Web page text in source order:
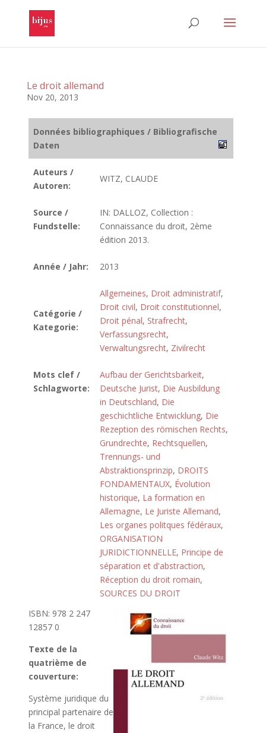
Le droit allemand
Nov 20, 2013
Données bibliographiques / Bibliografische
Daten
Auteurs /
Autoren:
WITZ, CLAUDE
Source /
Fundstelle:
IN: DALLOZ, Collection :
Connaissance du droit, 2ème
édition 2013.
Année / Jahr: 2013
Catégorie /
Kategorie:
Allgemeines, Droit administratif,
Droit civil, Droit constitutionnel,
Droit pénal, Strafrecht,
Verfassungsrecht,
Verwaltungsrecht, Zivilrecht
Mots clef /
Schlagworte:
Aufbau der Gerichtsbarkeit,
Deutsche Jurist, Die Ausbildung
in Deutschland, Die
geschichtliche Entwicklung, Die
Rezeption des römischen Rechts,
Grundrechte, Rechtsquellen,
Trennungs- und
Abstraktionsprinzip, DROITS
FONDAMENTAUX, Évolution
historique, La formation en
Allemagne, Le Juriste Allemand,
Les organes politques fédéraux,
ORGANISATION
JURIDICTIONNELLE, Principe de
séparation et d'abstraction,
Réception du droit romain,
SOURCES DU DROIT
ISBN: 978 2 247
12857 0
Texte de la
quatrième de
couverture:
Système juridique du
principal partenaire de
la France, le droit